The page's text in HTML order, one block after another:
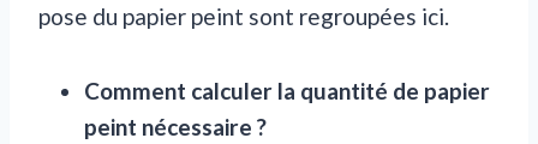
pose du papier peint sont regroupées ici.
Comment calculer la quantité de papier
peint nécessaire ?